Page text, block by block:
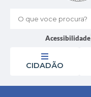
O que voce procura?
Acessibilidade
CIDADÃO